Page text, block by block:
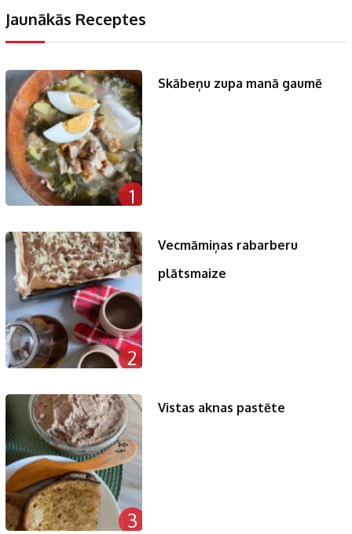
Jaunākās Receptes
1
Skābeņu zupa manā gaumē
2
Vecmāmiņas rabarberu
plātsmaize
3
Vistas aknas pastēte